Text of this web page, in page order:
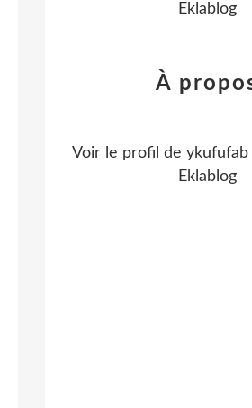
Eklablog
À
Voir le profil de ykufufab
Eklablog